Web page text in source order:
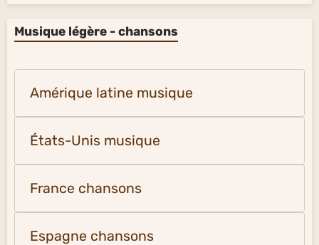
Musique légère - chansons
Amérique latine musique
États-Unis musique
France chansons
Espagne chansons